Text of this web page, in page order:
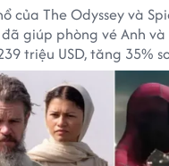
của The Odyssey và
giúp phòng vé Anh
triệu USD, tăng 35%